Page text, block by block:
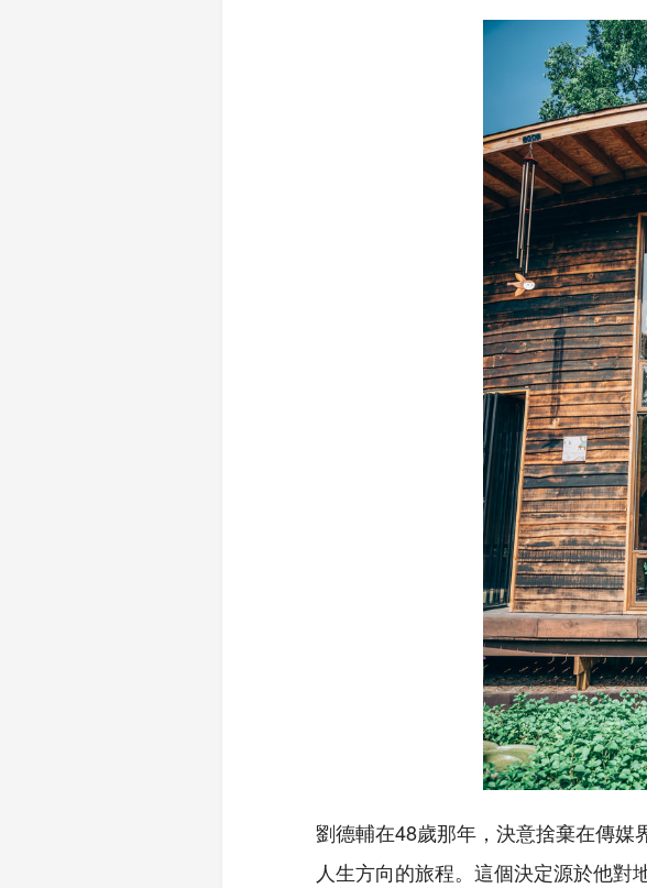
劉德輔在48歲那年，決意捨棄在傳
人生方向的旅程。這個決定源於他